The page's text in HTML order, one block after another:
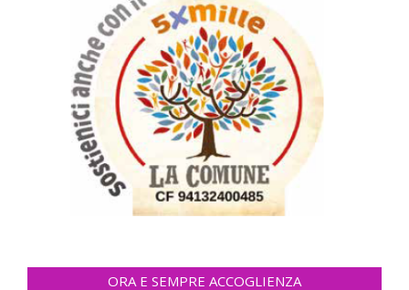
ORA E SEMPRE ACCOGLIENZA